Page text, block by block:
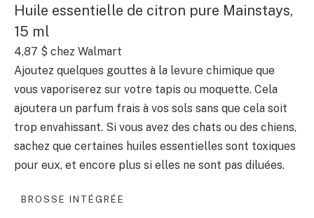
Huile essentielle de citron pure Mainstays,
15 ml
4,87 $ chez Walmart
Ajoutez quelques gouttes à la levure chimique que
vous vaporiserez sur votre tapis ou moquette. Cela
ajoutera un parfum frais à vos sols sans que cela soit
trop envahissant. Si vous avez des chats ou des chiens,
sachez que certaines huiles essentielles sont toxiques
pour eux, et encore plus si elles ne sont pas diluées.
BROSSE INTÉGRÉE